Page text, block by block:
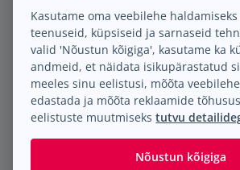
info@keilma.ee
+372 605 2000
Facebook
Instagram
Kasutame oma veebilehe
teenuseid, küpsiseid ja sarnaseid
valid 'Nõustun kõigiga', kasutame ka
andmeid, et näidata isikupärastatud
meeles sinu eelistusi, mõõta
edastada ja mõõta reklaamide
eelistuste muutmisekstutvu
Nõustun kõigiga